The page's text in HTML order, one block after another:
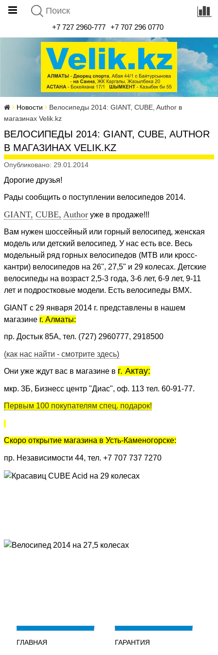
+7 727 2960-777 +7 707 296 0770
Новости
Велосипеды 2014: GIANT, CUBE, Author в
магазинах Velik.kz
ВЕЛОСИПЕДЫ 2014: GIANT, CUBE, AUTHOR
В МАГАЗИНАХ VELIK.KZ
Опубликовано: 29.01.2014
Дорогие друзья!
Рады сообщить о поступлении велосипедов 2014.
GIANT, CUBE, Author уже в продаже!!!
Вам нужен шоссейный или горный велосипед, женская
модель или детский велосипед. У нас есть все. Весь
модельный ряд горных велосипедов (MTB или кросс-
кантри) велосипедов на 26", 27,5" и 29 колесах. Детские
велосипеды на возраст 2,5-3 года, 3-6 лет, 6-9 лет, 9-11
лет и подростковые модели. Есть велосипеды BMX.
GIANT c 29 января 2014 г. представлены в нашем
магазине г. Алматы:
пр. Достык 85А, тел. (727) 2960777, 2918500
(как нас найти - смотрите здесь)
Они уже ждут вас в магазине в г. Актау:
мкр. 3Б, Бизнесс центр "Диас", оф. 113 тел. 60-91-77.
Первым 100 покупателям спец. подарок!
Скоро открытие магазина в Усть-Каменогорске:
пр. Независимости 44, тел. +7 707 737 7270
ГЛАВНАЯ ГАРАНТИЯ